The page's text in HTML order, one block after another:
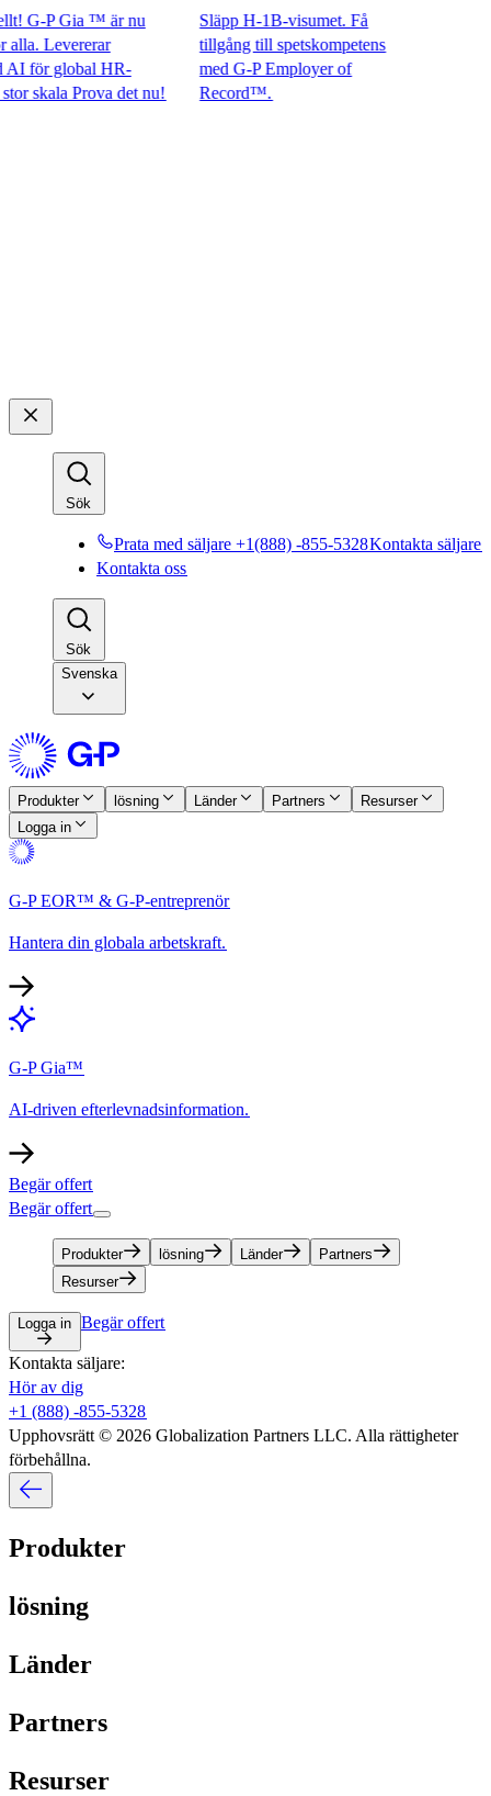
P Gia ™ är nu
Levererar
global HR-
Prova det nu!​​
Släpp H-1B-visumet. Få
tillgång till spetskompetens
med G-P Employer of
Record™.​​
Sök​​
Prata med säljare +1(888) -855-5328​​Kontakta säljare​​
Kontakta oss​​
Sök​​
Svenska
Produkter​​ lösning​​ Länder​​ Partners​​
Resurser​​
Logga in​​
G-P EOR™ & G-P-entreprenör​​
Hantera din globala arbetskraft.​​
G-P Gia™​​
AI-driven efterlevnadsinformation.​​
Begär offert​​
Begär offert​​
Produkter​​ lösning​​ Länder​​
Partners​​
Resurser​​
Logga in​​ Begär offert​​
Kontakta säljare:​​
Hör av dig​​
+1 (888) -855-5328​​
Upphovsrätt © 2026 Globalization Partners LLC. Alla rättigheter
förbehållna.​​
Produkter​​
lösning​​
Länder​​
Partners​​
Resurser​​